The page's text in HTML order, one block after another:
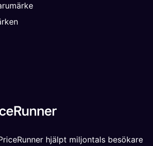
hjälpt miljontals besökare